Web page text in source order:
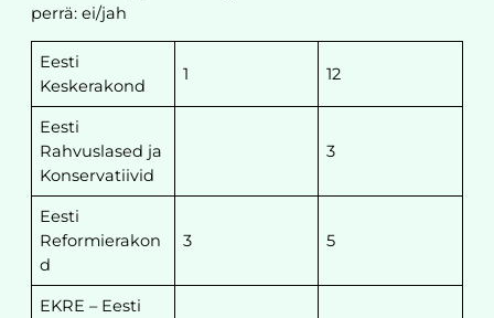
perrä: ei/jah
Eesti
Keskerakond
1 12
Eesti
Rahvuslased ja
Konservatiivid
3
Eesti
Reformierakon
d
3 5
EKRE – Eesti